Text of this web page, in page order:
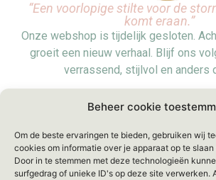
Beheer cookie
Om de beste ervaringen te bieden, gebruiken wij
cookies om informatie over je apparaat op te
Door in te stemmen met deze technologieën
surfgedrag of unieke ID's op deze site verwerken.
“Een voorlopige stilte voor de
komt eraan.”
Onze webshop is tijdelijk gesloten.
groeit een nieuw verhaal. Blijf ons
verrassend, stijlvol en anders
Voorlopig zijn we even offline, maar
beantwoorden je bericht